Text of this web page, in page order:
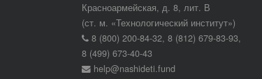
Красноармейская, д. 8, лит. В
(ст. м. «Технологический институт»)
8 (800) 200-84-32, 8 (812) 679-83-93,
8 (499) 673-40-43
help@nashideti.fund